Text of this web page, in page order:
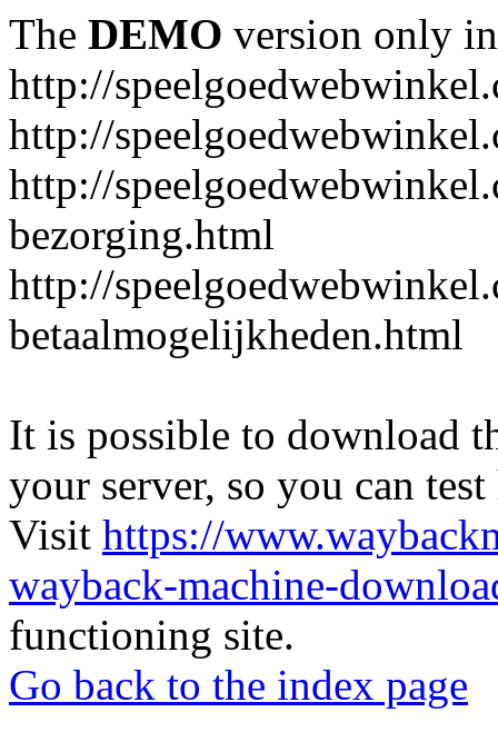
The DEMO version only
http://
http://
http://
bezorging.html
http://
betaalmogelijkheden.html
It is possible to download
your server, so you can
Visit https://
wayback-machine-
functioning site.
Go back to the index page